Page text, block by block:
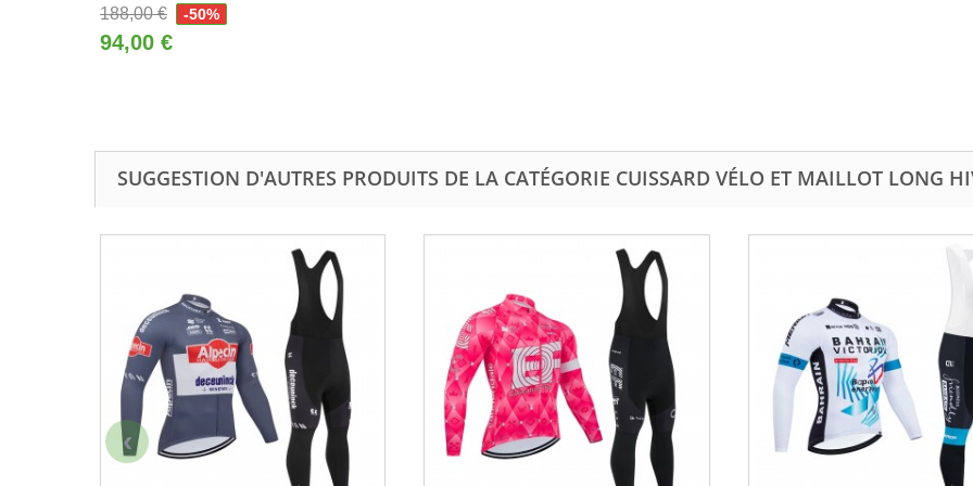
188,00 € -50%
94,00 €
SUGGESTION D'AUTRES PRODUITS DE LA CATÉGORIE CUISSARD VÉLO ET MAILLOT LONG